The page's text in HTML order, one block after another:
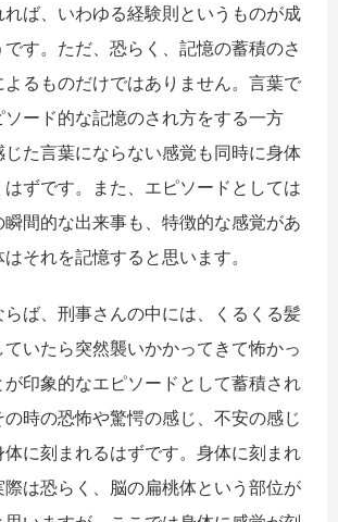
ば、いわゆる経験則というものが成
す。ただ、恐らく、記憶の蓄積のさ
るものだけではありません。言葉で
ード的な記憶のされ方をする一方
た言葉にならない感覚も同時に身体
ずです。また、エピソードとしては
間的な出来事も、特徴的な感覚があ
それを記憶すると思います。
ば、刑事さんの中には、くるくる髪
いたら突然襲いかかってきて怖かっ
印象的なエピソードとして蓄積され
の時の恐怖や驚愕の感じ、不安の感じ
に刻まれるはずです。身体に刻まれ
際は恐らく、脳の扁桃体という部位が